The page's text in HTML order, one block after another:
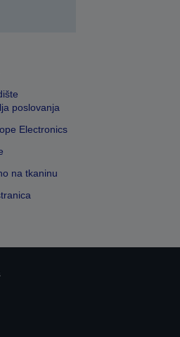
poslovanja
Electronics
na tkaninu